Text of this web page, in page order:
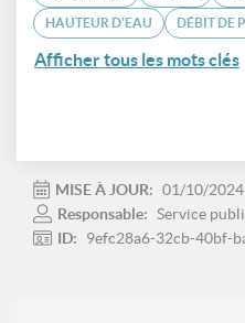
HAUTEUR D'EAU DÉBIT DE
Afficher tous les mots clés
MISE À JOUR: 01/10/2024
Responsable: Service
ID:
9efc28a6-32cb-40bf-